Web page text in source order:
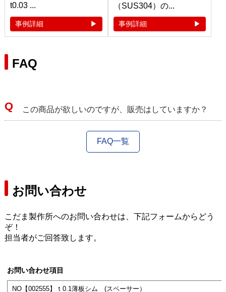
t0.03 ...
事例詳細
（SUS304）の...
事例詳細
FAQ
この商品が欲しいのですが、販売はしていますか？
FAQ一覧
お問い合わせ
こだま製作所へのお問い合わせは、下記フォームからどう
ぞ！
担当者がご回答致します。
お問い合わせ項目